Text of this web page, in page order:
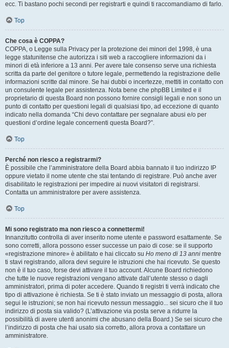
ecc. Ti bastano pochi secondi per registrarti e quindi ti raccomandiamo di farlo.
Top
Che cosa è COPPA?
COPPA, o Legge sulla Privacy per la protezione dei minori del 1998, è una
legge statunitense che autorizza i siti web a raccogliere informazioni da i
minori di età inferiore a 13 anni. Per avere tale consenso serve una richiesta
scritta da parte del genitore o tutore legale, permettendo la registrazione delle
informazioni scritte dal minore. Se hai dubbi o incertezze, mettiti in contatto con
un consulente legale per assistenza. Nota bene che phpBB Limited e il
proprietario di questa Board non possono fornire consigli legali e non sono un
punto di contatto per questioni legali di qualsiasi tipo, ad eccezione di quanto
indicato nella domanda “Chi devo contattare per segnalare abusi e/o per
questioni d’ordine legale concernenti questa Board?”.
Top
Perché non riesco a registrarmi?
È possibile che l’amministratore della Board abbia bannato il tuo indirizzo IP
oppure vietato il nome utente che stai tentando di registrare. Può anche aver
disabilitato le registrazioni per impedire ai nuovi visitatori di registrarsi.
Contatta un amministratore per avere assistenza.
Top
Mi sono registrato ma non riesco a connettermi!
Innanzitutto controlla di aver inserito nome utente e password esattamente. Se
sono corretti, allora possono esser successe un paio di cose: se il supporto
«registrazione minore» è abilitato e hai cliccato su Ho meno di 13 anni mentre
ti stavi registrando, allora devi seguire le istruzioni che hai ricevuto. Se questo
non è il tuo caso, forse devi attivare il tuo account. Alcune Board richiedono
che tutte le nuove registrazioni vengano attivate dall’utente stesso o dagli
amministratori, prima di poter accedere. Quando ti registri ti verrà indicato che
tipo di attivazione è richiesta. Se ti è stato inviato un messaggio di posta, allora
segui le istruzioni; se non hai ricevuto nessun messaggio... sei sicuro che il tuo
indirizzo di posta sia valido? (L’attivazione via posta serve a ridurre la
possibilità di avere utenti anonimi che abusano della Board.) Se sei sicuro che
l’indirizzo di posta che hai usato sia corretto, allora prova a contattare un
amministratore.